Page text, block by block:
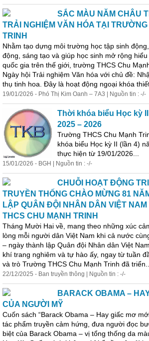
SẮC MÀU NĂM CHÂU
TRẢI NGHIỆM VĂN HÓA TẠI
TRINH
Nhằm tạo dựng môi trường học tập sinh
động, sáng tạo và giúp học sinh mở rộng
quốc gia trên thế giới, trường THCS Chu
Ngày hội Trải nghiệm Văn hóa với chủ đề:
thụ tinh hoa. Đây là hoạt động ngoại khóa
19/01/2026 - Phó Thị Kim Oanh – 7A3 | Nguồn tin : -/-
Thời khóa biểu Học kỳ
2025 – 2026
Trường THCS Chu Mạnh
khóa biểu Học kỳ II (lần 4)
thực hiện từ 19/01/2026...
15/01/2026 - BGH | Nguồn tin : -/-
CHUỖI HOẠT ĐỘNG
TRUYỀN THỐNG CHÀO MỪNG 81
LẬP QUÂN ĐỘI NHÂN DÂN VIỆT
THCS CHU MẠNH TRINH
Tháng Mười Hai về, mang theo những xúc
lòng mỗi người dân Việt Nam khi cả nước
– ngày thành lập Quân đội Nhân dân Việt
khí trang nghiêm và tự hào ấy, ngay từ tuần
và trò Trường THCS Chu Mạnh Trinh đã
22/12/2025 - Ban truyền thông | Nguồn tin : -/-
BARACK OBAMA –
CỦA NGƯỜI MỸ
Cuốn sách “Barack Obama – Hay giấc mơ
tác phẩm truyền cảm hứng, đưa người đọc
biệt của Barack Obama – vị tổng thống da